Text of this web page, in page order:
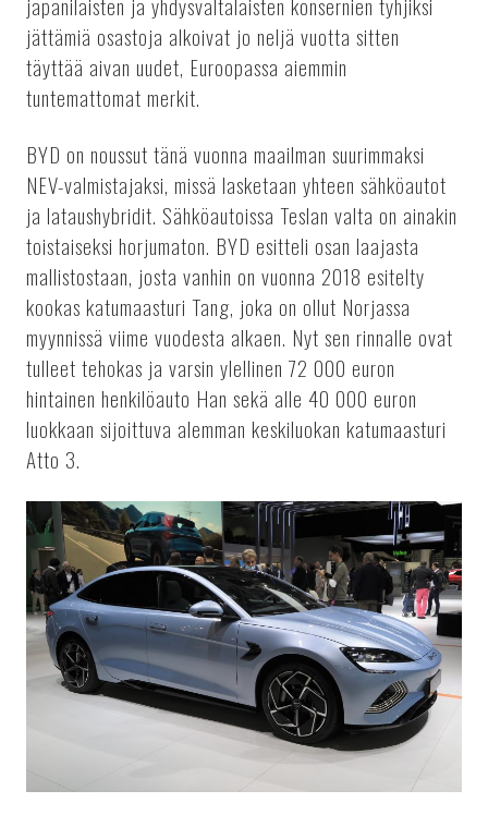
jättämiä osastoja alkoivat jo neljä vuotta sitten
täyttää aivan uudet, Euroopassa aiemmin
tuntemattomat merkit.
BYD on noussut tänä vuonna maailman suurimmaksi
NEV-valmistajaksi, missä lasketaan yhteen sähköautot
ja lataushybridit. Sähköautoissa Teslan valta on ainakin
toistaiseksi horjumaton. BYD esitteli osan laajasta
mallistostaan, josta vanhin on vuonna 2018 esitelty
kookas katumaasturi Tang, joka on ollut Norjassa
myynnissä viime vuodesta alkaen. Nyt sen rinnalle ovat
tulleet tehokas ja varsin ylellinen 72 000 euron
hintainen henkilöauto Han sekä alle 40 000 euron
luokkaan sijoittuva alemman keskiluokan katumaasturi
Atto 3.